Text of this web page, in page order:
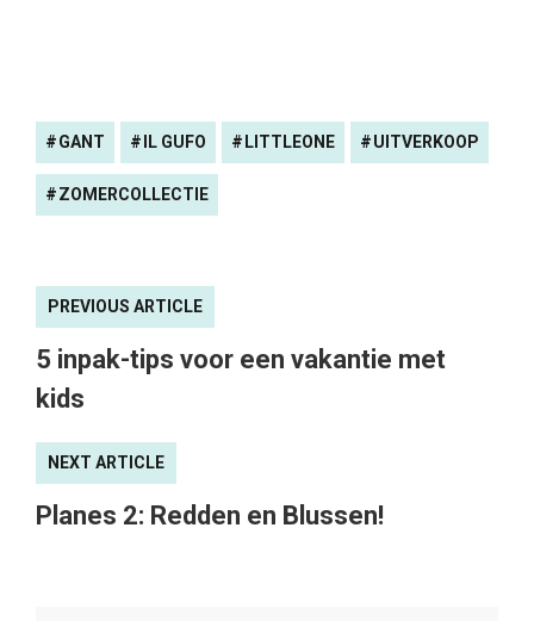
GANT IL GUFO LITTLEONE UITVERKOOP
ZOMERCOLLECTIE
PREVIOUS ARTICLE
5 inpak-tips voor een vakantie met
kids
NEXT ARTICLE
Planes 2: Redden en Blussen!